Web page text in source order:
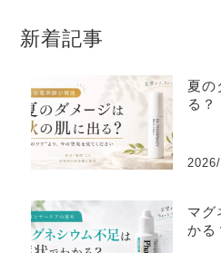
新着記事
夏の
る？
マグ
かる